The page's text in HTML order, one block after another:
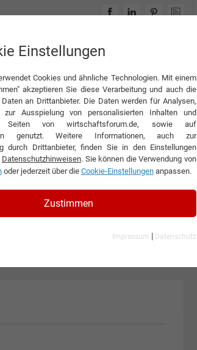
INTERVIEWS
Einstellungen
Cookies und ähnliche Technologien. Mit einem
akzeptieren Sie diese Verarbeitung und auch die
an Drittanbieter. Die Daten werden für Analysen,
zur Ausspielung von personalisierten Inhalten und
Seiten von wirtschaftsforum.de, sowie auf
genutzt. Weitere Informationen, auch zur
durch Drittanbieter, finden Sie in den Einstellungen
Datenschutzhinweisen. Sie können die Verwendung von
oder jederzeit über die Cookie-Einstellungen anpassen.
Zustimmen
Impressum | Datenschutz